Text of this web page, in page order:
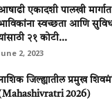
एकादशी पालखी मार्गात
स्‍वच्‍छता आणि
२१ कोटी...
2, 2023
जिल्ह्यातील प्रमुख
2026)